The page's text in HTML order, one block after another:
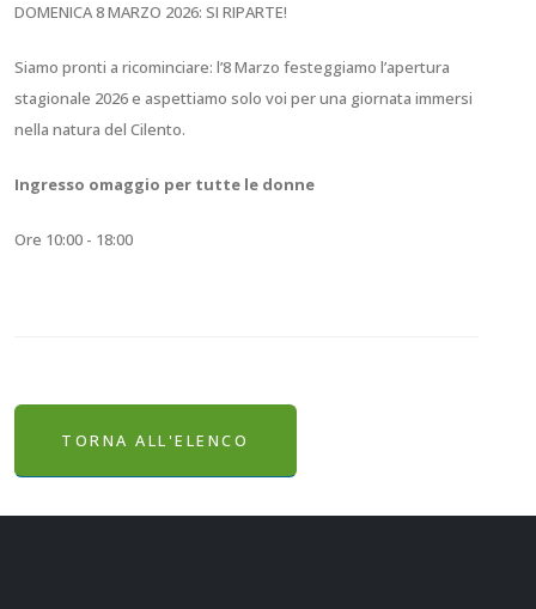
DOMENICA 8 MARZO 2026: SI RIPARTE!
Siamo pronti a ricominciare: l’8 Marzo festeggiamo l’apertura
stagionale 2026 e aspettiamo solo voi per una giornata immersi
nella natura del Cilento.
Ingresso omaggio per tutte le donne
Ore 10:00 - 18:00
TORNA ALL'ELENCO